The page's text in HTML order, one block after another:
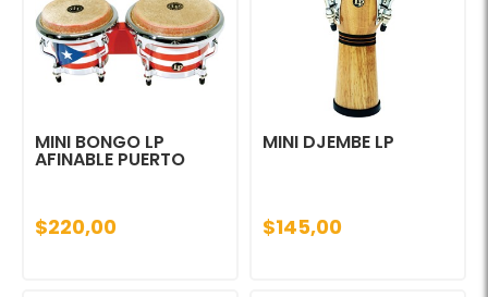
MINI BONGO LP
AFINABLE PUERTO
$220,00
MINI DJEMBE LP
$145,00